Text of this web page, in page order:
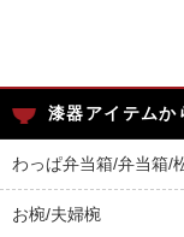
漆器アイテムか
わっぱ弁当箱/弁当箱/
お椀/夫婦椀